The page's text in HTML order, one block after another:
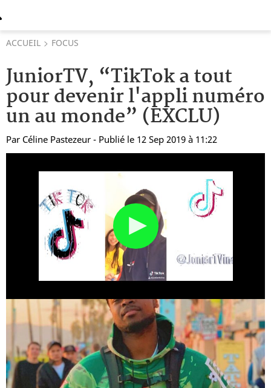
ACCUEIL FOCUS
JuniorTV, “TikTok a tout
pour devenir l'appli numéro
un au monde” (EXCLU)
Par Céline Pastezeur - Publié le 12 Sep 2019 à 11:22